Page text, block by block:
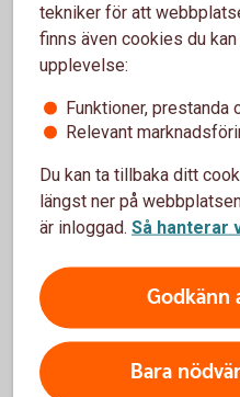
För att se detta
godkänna cookies
Inställningar för
tekniker för att
finns även cookies du
upplevelse:
Funktioner, prestanda
Relevant
Du kan ta tillbaka ditt
längst ner på
är inloggad. Så hanterar
Godkänn
Bara